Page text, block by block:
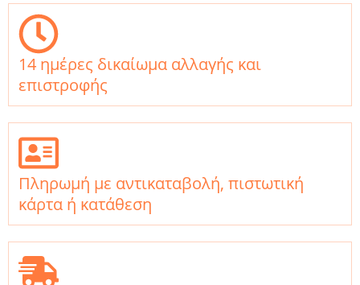
14 ημέρες δικαίωμα αλλαγής και
επιστροφής
Πληρωμή με αντικαταβολή, πιστωτική
κάρτα ή κατάθεση